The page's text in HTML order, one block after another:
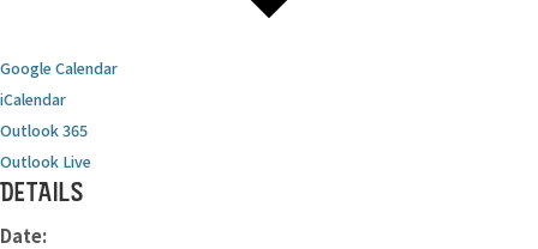
Google Calendar
iCalendar
Outlook 365
Outlook Live
DETAILS
Date: